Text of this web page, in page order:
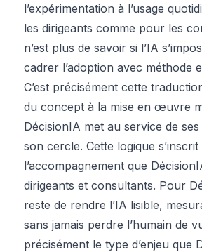
l’expérimentation à l’usage
les dirigeants comme pour les
n’est plus de savoir si l’IA
cadrer l’adoption avec méthode
C’est précisément cette
du concept à la mise en œuvre
DécisionIA met au service de
son cercle. Cette logique s’inscrit
l’accompagnement que
dirigeants et consultants. Pour
reste de rendre l’IA lisible,
sans jamais perdre l’humain de
précisément le type d’enjeu que